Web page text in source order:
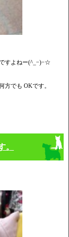
すよねー(^_−)−☆
方でも OKです。